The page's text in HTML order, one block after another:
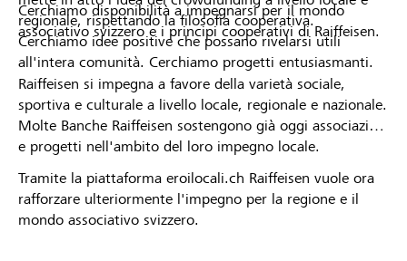
regionale, rispettando la filosofia cooperativa.
Cerchiamo idee positive che possano rivelarsi utili
all'intera comunità. Cerchiamo progetti entusiasmanti.
Cerchiamo disponibilità a impegnarsi per il mondo
associativo svizzero e i principi cooperativi di Raiffeisen.
Raiffeisen si impegna a favore della varietà sociale,
sportiva e culturale a livello locale, regionale e nazionale.
Molte Banche Raiffeisen sostengono già oggi associazioni
e progetti nell'ambito del loro impegno locale.
Tramite la piattaforma eroilocali.ch Raiffeisen vuole ora
rafforzare ulteriormente l'impegno per la regione e il
mondo associativo svizzero.